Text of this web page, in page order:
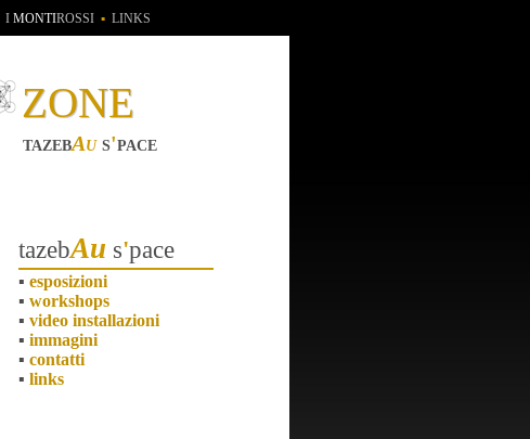
I MONTIROSSI▪ LINKS
zone
tazebAu s'pace
tazebAu s'pace
▪ esposizioni
▪ workshops
▪ video installazioni
▪ immagini
▪ contatti
▪ links